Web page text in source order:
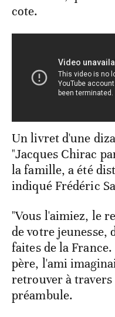
cote.
Un livret d'une
"Jacques Chirac
la famille, a été
indiqué Frédéric
"Vous l'aimiez, le
de votre jeunesse,
faites de la
père, l'ami
retrouver à
préambule.